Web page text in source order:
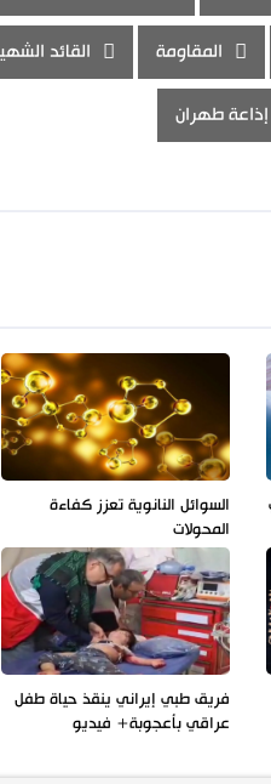
المقاومة القائد
إذاعة طهران
السوائل النانوية تعزز كفاءة
المحولات
فريق طبي إيراني ينقذ حياة طفل
عراقي بأعجوبة+ فيديو